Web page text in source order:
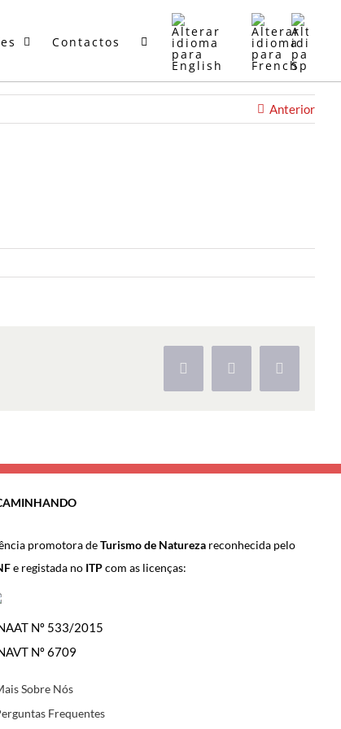
Contactos
Anterior
Facebook
X Pinterest
promotora deTurismo de Natureza reconhecida pelo
e registada no ITPcom as licenças:
Nº 533/2015
Nº 6709
Sobre Nós
Frequentes